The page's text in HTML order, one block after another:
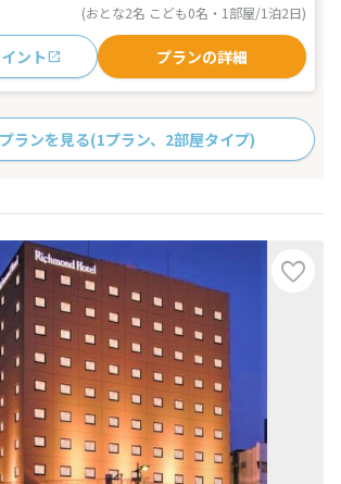
(おとな2名 こども0名・1部屋/1泊2日)
ント プランの詳細
ランを見る(1プラン、2部屋タイプ)